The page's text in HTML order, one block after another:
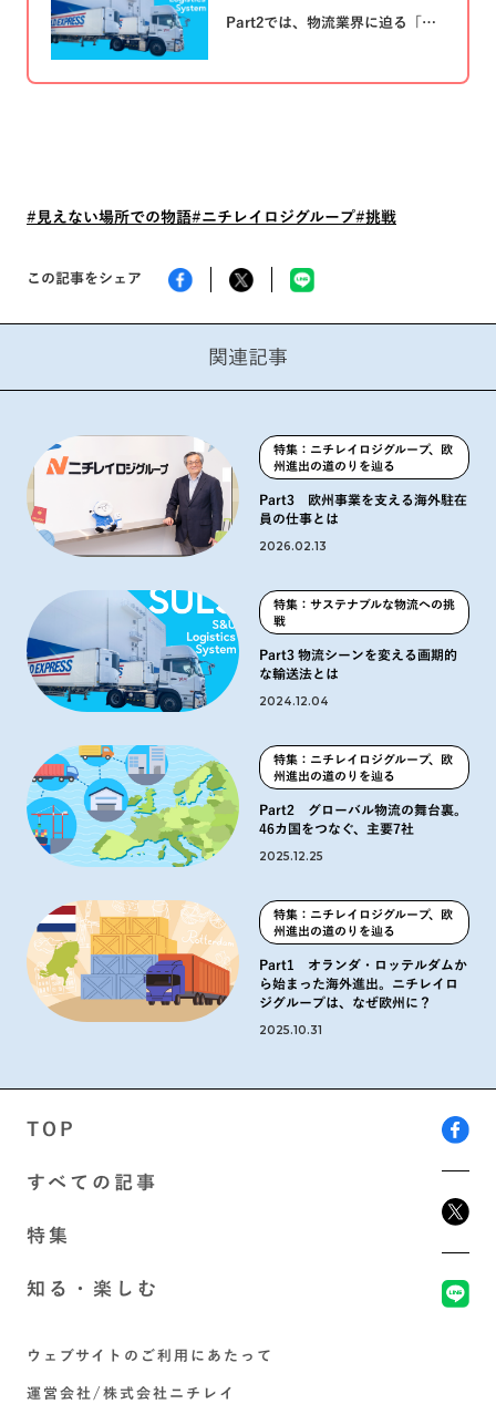
Part2では、物流業界に迫る「モ
ープが取り組みはじめた、ある挑
#見えない場所での物語#ニチレイロジグループ#挑戦
この記事をシェア
関連記事
特集：ニチレイロジグループ、欧
州進出の道のりを辿る
Part3 欧州事業を支える海外駐在
員の仕事とは
2026.02.13
特集：サステナブルな物流への挑
戦
Part3 物流シーンを変える画期的
な輸送法とは
2024.12.04
特集：ニチレイロジグループ、欧
州進出の道のりを辿る
Part2 グローバル物流の舞台裏。
46カ国をつなぐ、主要7社
2025.12.25
特集：ニチレイロジグループ、欧
州進出の道のりを辿る
Part1 オランダ・ロッテルダムか
ら始まった海外進出。ニチレイロ
ジグループは、なぜ欧州に？
2025.10.31
TOP
すべての記事
特集
知る・楽しむ
ウェブサイトのご利用にあたって
運営会社/株式会社ニチレイ